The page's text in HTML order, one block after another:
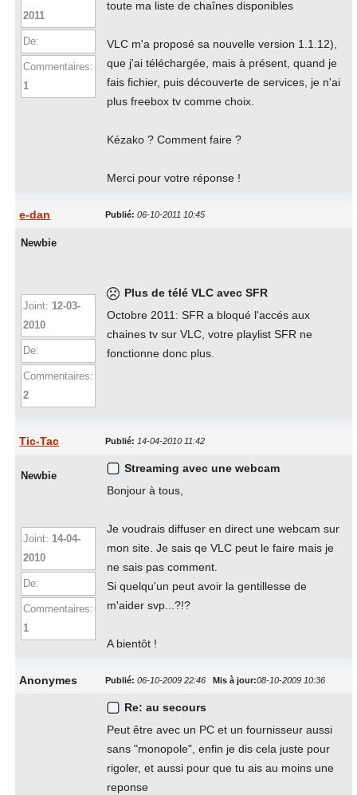
2011
De:
Commentaires:
1
toute ma liste de chaînes disponibles
VLC m'a proposé sa nouvelle version 1.1.12),
que j'ai téléchargée, mais à présent, quand je
fais fichier, puis découverte de services, je n'ai
plus freebox tv comme choix.
Kézako ? Comment faire ?
Merci pour votre réponse !
e-dan Publié: 06-10-2011 10:45
Newbie
Joint: 12-03-
2010
De:
Commentaires:
2
Plus de télé VLC avec SFR
Octobre 2011: SFR a bloqué l'accés aux
chaines tv sur VLC, votre playlist SFR ne
fonctionne donc plus.
Tic-Tac Publié: 14-04-2010 11:42
Newbie
Joint: 14-04-
2010
De:
Commentaires:
1
Streaming avec une webcam
Bonjour à tous,
Je voudrais diffuser en direct une webcam sur
mon site. Je sais qe VLC peut le faire mais je
ne sais pas comment.
Si quelqu'un peut avoir la gentillesse de
m'aider svp...?!?
A bientôt !
Anonymes Publié: 06-10-2009 22:46Mis à jour:08-10-2009 10:36
Re: au secours
Peut être avec un PC et un fournisseur aussi
sans "monopole", enfin je dis cela juste pour
rigoler, et aussi pour que tu ais au moins une
reponse